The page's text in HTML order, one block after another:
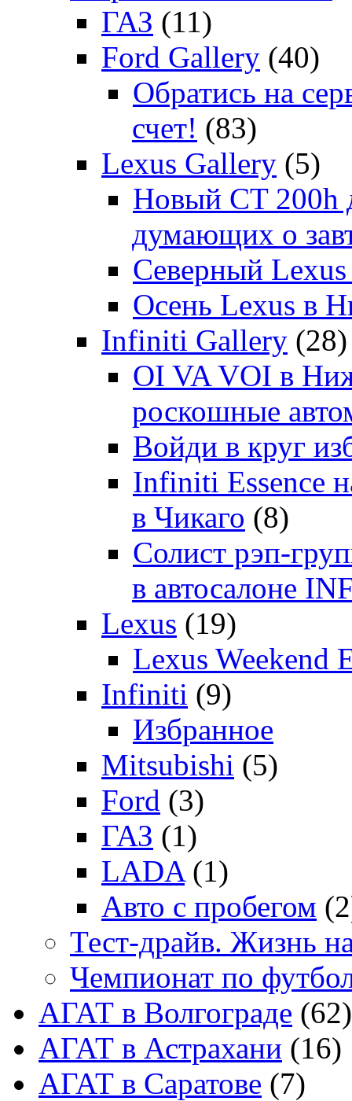
ГАЗ (11)
Ford Gallery (40)
Обратись на
счет! (83)
Lexus Gallery (5)
Новый CT 200h
думающих о
Северный Lexus
Осень Lexus в
Infiniti Gallery (28)
OI VA VOI в
роскошные
Войди в круг
Infiniti Essence
в Чикаго (8)
Солист рэп-
в автосалоне
Lexus (19)
Lexus Weekend
Infiniti (9)
Избранное
Mitsubishi (5)
Ford (3)
ГАЗ (1)
LADA (1)
Авто с пробегом
Тест-драйв. Жизнь
Чемпионат по
АГАТ в Волгограде (62)
АГАТ в Астрахани (16)
АГАТ в Саратове (7)